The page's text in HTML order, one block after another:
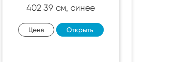
402 39 см, синее
Цена Открыть